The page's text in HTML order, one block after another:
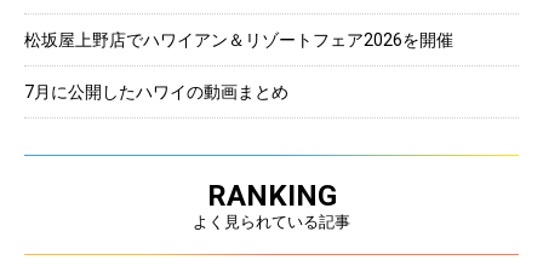
松坂屋上野店でハワイアン＆リゾートフェア2026を開催
7月に公開したハワイの動画まとめ
RANKING
よく見られている記事